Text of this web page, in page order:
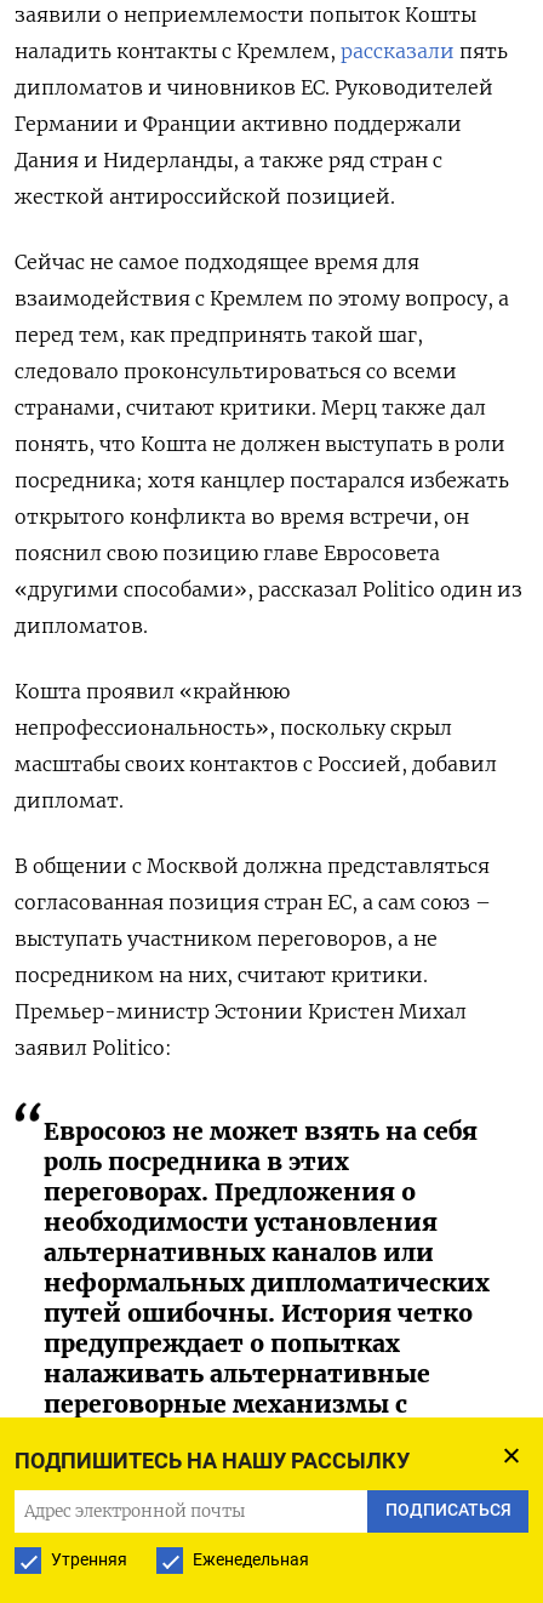
ПОДПИШИТЕСЬ НА НАШУ РАССЫЛКУ
ПОДПИСАТЬСЯ
Утренняя Еженедельная
заявили о неприемлемости попыток Кошты
наладить контакты с Кремлем, рассказали пять
дипломатов и чиновников ЕС. Руководителей
Германии и Франции активно поддержали
Дания и Нидерланды, а также ряд стран с
жесткой антироссийской позицией.
Сейчас не самое подходящее время для
взаимодействия с Кремлем по этому вопросу, а
перед тем, как предпринять такой шаг,
следовало проконсультироваться со всеми
странами, считают критики. Мерц также дал
понять, что Кошта не должен выступать в роли
посредника; хотя канцлер постарался избежать
открытого конфликта во время встречи, он
пояснил свою позицию главе Евросовета
«другими способами», рассказал Politico один из
дипломатов.
Кошта проявил «крайнюю
непрофессиональность», поскольку скрыл
масштабы своих контактов с Россией, добавил
дипломат.
В общении с Москвой должна представляться
согласованная позиция стран ЕС, а сам союз –
выступать участником переговоров, а не
посредником на них, считают критики.
Премьер-министр Эстонии Кристен Михал
заявил Politico:
Евросоюз не может взять на себя
роль посредника в этих
переговорах. Предложения о
необходимости установления
альтернативных каналов или
неформальных дипломатических
путей ошибочны. История четко
предупреждает о попытках
налаживать альтернативные
переговорные механизмы с
В администрации Кошты заявили, что целью
контактов было «исключительно налаживание